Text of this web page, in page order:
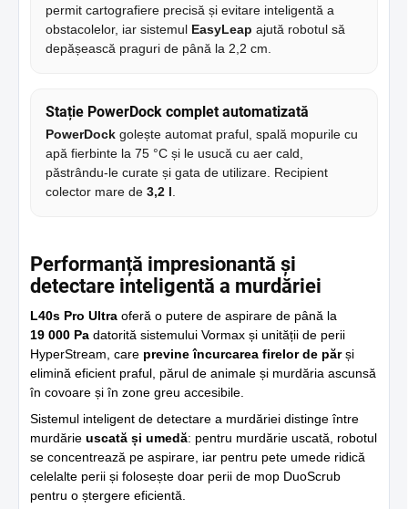
permit cartografiere precisă și evitare inteligentă a
obstacolelor, iar sistemul EasyLeap ajută robotul să
depășească praguri de până la 2,2 cm.
Stație PowerDock complet automatizată
PowerDock golește automat praful, spală mopurile cu
apă fierbinte la 75 °C și le usucă cu aer cald,
păstrându-le curate și gata de utilizare. Recipient
colector mare de 3,2 l
Performanță impresionantă și
detectare inteligentă a murdăriei
L40s Pro Ultra oferă o putere de aspirare de până la
19 000 Pa datorită sistemului Vormax și unității de perii
HyperStream, care previne încurcarea firelor de părși
elimină eficient praful, părul de animale și murdăria ascunsă
în covoare și în zone greu accesibile.
Sistemul inteligent de detectare a murdăriei distinge între
murdărie uscată și umedă: pentru murdărie uscată, robotul
se concentrează pe aspirare, iar pentru pete umede ridică
celelalte perii și folosește doar perii de mop DuoScrub
pentru o ștergere eficientă.